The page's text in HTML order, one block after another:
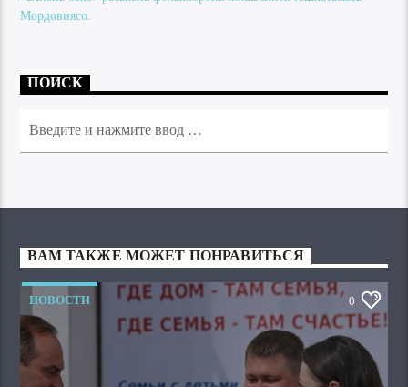
Мордовиясо.
ПОИСК
ВАМ ТАКЖЕ МОЖЕТ ПОНРАВИТЬСЯ
НОВОСТИ 0